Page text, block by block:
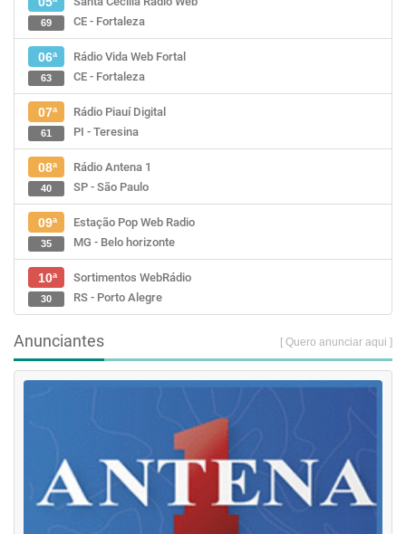
CE - Fortaleza
69
06ª
Rádio Vida Web Fortal
CE - Fortaleza
63
07ª
Rádio Piauí Digital
PI - Teresina
61
08ª
Rádio Antena 1
SP - São Paulo
40
09ª
Estação Pop Web Radio
MG - Belo horizonte
35
10ª
Sortimentos WebRádio
RS - Porto Alegre
30
Anunciantes [ Quero anunciar aqui ]